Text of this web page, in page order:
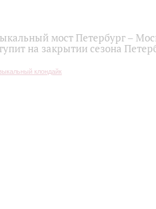
мост Петербург –
на закрытии сезона